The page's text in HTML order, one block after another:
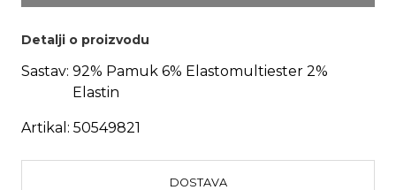
Detalji o proizvodu
Sastav: 92% Pamuk 6% Elastomultiester 2%
Elastin
Artikal: 50549821
DOSTAVA